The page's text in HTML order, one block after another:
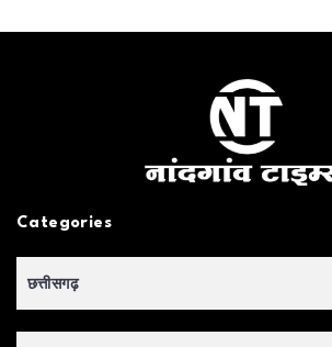
Categories
छत्तीसगढ़